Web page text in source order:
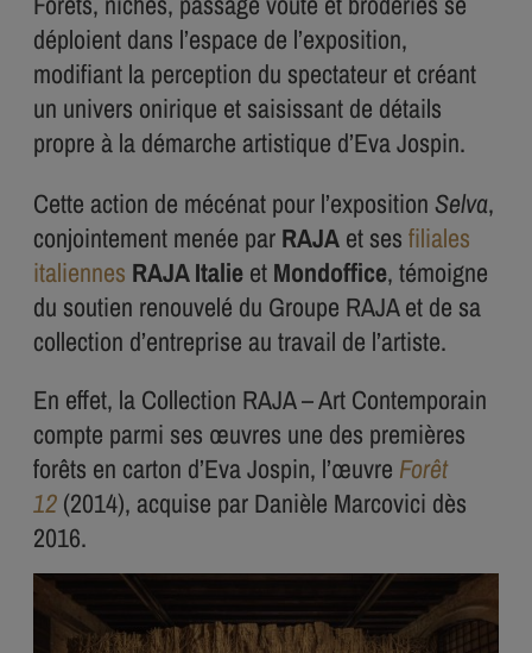
déploient dans l’espace de l’exposition,
modifiant la perception du spectateur et créant
un univers onirique et saisissant de détails
propre à la démarche artistique d’Eva Jospin.
Cette action de mécénat pour l’exposition Selva,
conjointement menée par RAJA et ses filiales
italiennes RAJA Italie et Mondoffice, témoigne
du soutien renouvelé du Groupe RAJA et de sa
collection d’entreprise au travail de l’artiste.
En effet, la Collection RAJA – Art Contemporain
compte parmi ses œuvres une des premières
forêts en carton d’Eva Jospin, l’œuvre Forêt
12 (2014), acquise par Danièle Marcovici dès
2016.